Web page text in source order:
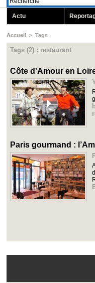
Actu
Accueil > Tags
Tags (2) : restaurant
Côte d'Amour en
Paris gourmand :